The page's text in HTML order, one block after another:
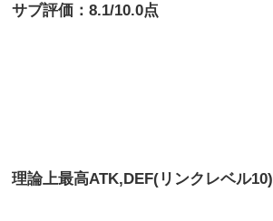
サブ評価：8.1/10.0点
理論上最高ATK,DEF(リンクレベル10)